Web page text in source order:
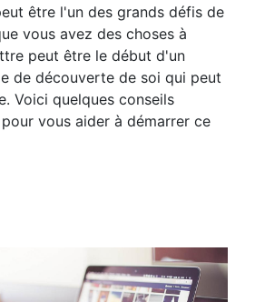
être l'un des grands défis de
vous avez des choses à
peut être le début d'un
de découverte de soi qui peut
Voici quelques conseils
vous aider à démarrer ce